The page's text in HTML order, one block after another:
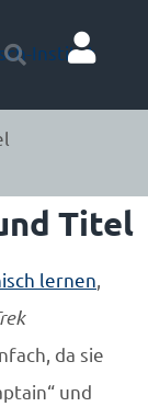
Titel
lernen,
da sie
und